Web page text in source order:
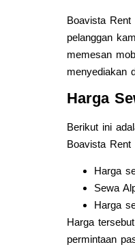
Boavista
pelanggan
memesan
menyediakan
Harga
Berikut ini
Boavista Rent
Harga
Sewa
Harga
Harga
permintaan